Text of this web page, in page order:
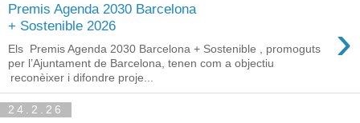
Premis Agenda 2030 Barcelona
+ Sostenible 2026
›
Els Premis Agenda 2030 Barcelona + Sostenible , promoguts
per l’Ajuntament de Barcelona, tenen com a objectiu
reconèixer i difondre proje...
24.2.26